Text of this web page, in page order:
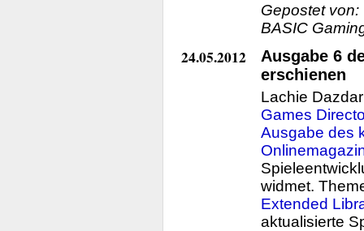
Gepostet von:
BASIC
24.05.2012
Ausgabe 6
erschienen
Lachie
Games
Ausgabe des
widmet.
Extended
aktualisierte